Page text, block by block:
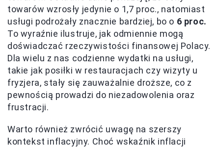
towarów wzrosły jedynie o 1,7 proc., natomiast
usługi podrożały znacznie bardziej, bo o 6 proc.
To wyraźnie ilustruje, jak odmiennie mogą
doświadczać rzeczywistości finansowej Polacy.
Dla wielu z nas codzienne wydatki na usługi,
takie jak posiłki w restauracjach czy wizyty u
fryzjera, stały się zauważalnie droższe, co z
pewnością prowadzi do niezadowolenia oraz
frustracji.
Warto również zwrócić uwagę na szerszy
kontekst inflacyjny. Choć wskaźnik inflacji